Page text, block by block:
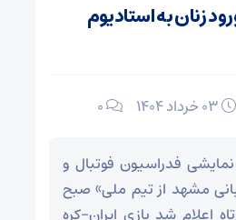
زنان به استادیوم
0
فدراسیون فوتبال و
مشهد از تیم ملی» صبح
اعلام شد بازی ایران-کره